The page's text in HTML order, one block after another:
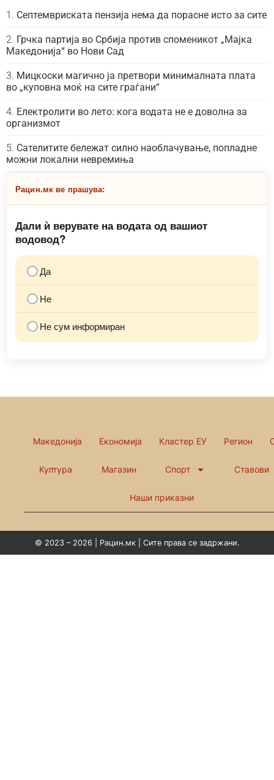
Септемвриската пензија нема да порасне исто за сите
Грчка партија во Србија против споменикот „Мајка
Македонија“ во Нови Сад
Мицкоски магично ја претвори минималната плата
во „куповна моќ на сите граѓани“
Електролити во лето: кога водата не е доволна за
организмот
Сателитите бележат силно наоблачување, попладне
можни локални невремиња
Рацин.мк ве прашува:
Дали ѝ верувате на водата од вашиот
водовод?
Да
Не
Не сум информиран
Македонија Економија Кластер ЕУ Регион
Култура Магазин Спорт Ставови
Наши приказни
© 2023 – 2026 | Рацин.мк | Сите права се задржани.